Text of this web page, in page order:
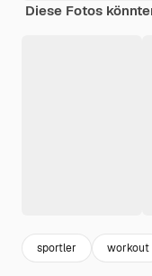
Diese Fotos
sportler workout